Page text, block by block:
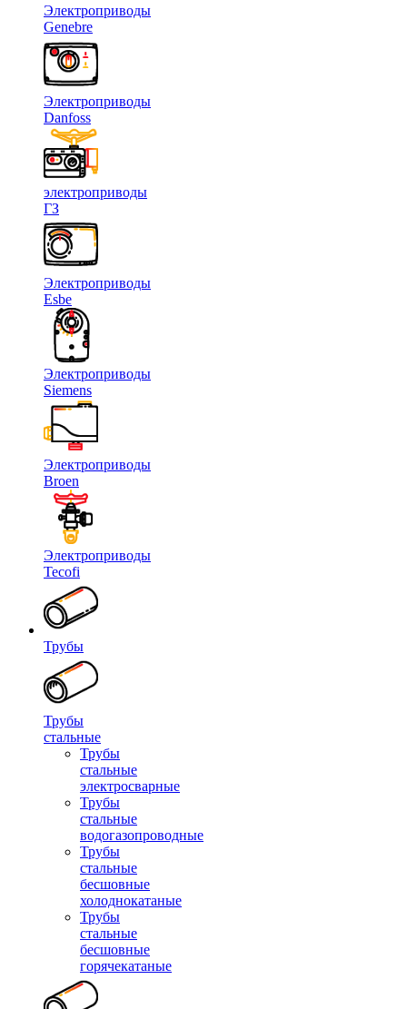
Электроприводы
Genebre
Электроприводы
Danfoss
электроприводы
ГЗ
Электроприводы
Esbe
Электроприводы
Siemens
Электроприводы
Broen
Электроприводы
Tecofi
Трубы
Трубы
стальные
Трубы
стальные
электросварные
Трубы
стальные
водогазопроводные
Трубы
стальные
бесшовные
холоднокатаные
Трубы
стальные
бесшовные
горячекатаные